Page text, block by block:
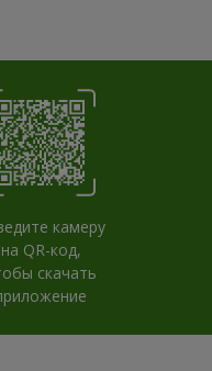
камеру
на QR-код,
скачать